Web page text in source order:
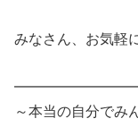
みなさん、お気軽
～本当の自分でみ